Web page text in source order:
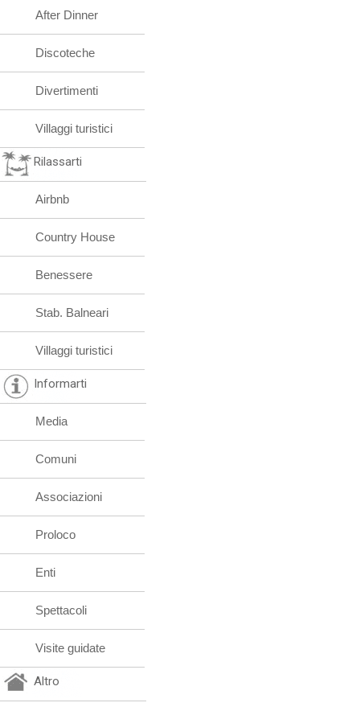
After Dinner
Discoteche
Divertimenti
Villaggi turistici
Rilassarti
Airbnb
Country House
Benessere
Stab. Balneari
Villaggi turistici
Informarti
Media
Comuni
Associazioni
Proloco
Enti
Spettacoli
Visite guidate
Altro